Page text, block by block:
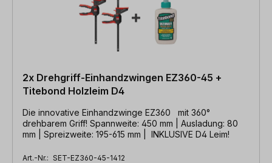
2x Drehgriff-Einhandzwingen EZ360-45 +
Titebond Holzleim D4
Die innovative Einhandzwinge EZ360 mit 360°
drehbarem Griff! Spannweite: 450 mm | Ausladung: 80
mm | Spreizweite: 195-615 mm | INKLUSIVE D4 Leim!
Art.-Nr.: SET-EZ360-45-1412